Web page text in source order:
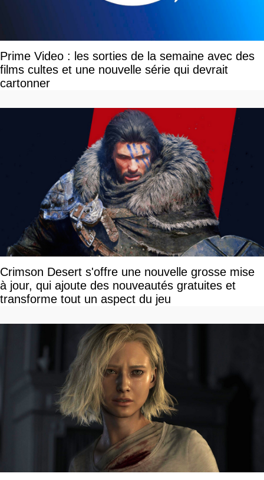
Prime Video : les sorties de la semaine avec des
films cultes et une nouvelle série qui devrait
cartonner
Crimson Desert s'offre une nouvelle grosse mise
à jour, qui ajoute des nouveautés gratuites et
transforme tout un aspect du jeu